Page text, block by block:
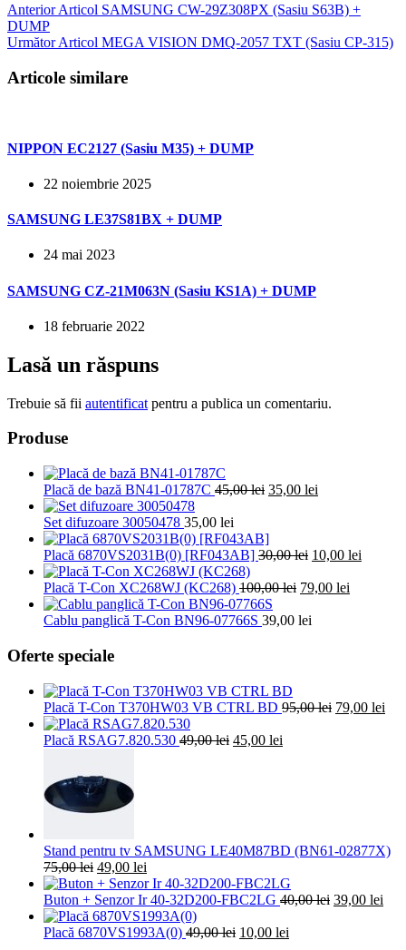
AnteriorArticol SAMSUNG CW-29Z308PX (Sasiu S63B) +
DUMP
UrmătorArticol MEGA VISION DMQ-2057 TXT (Sasiu CP-315)
Articole similare
NIPPON EC2127 (Sasiu M35) + DUMP
22 noiembrie 2025
SAMSUNG LE37S81BX + DUMP
24 mai 2023
SAMSUNG CZ-21M063N (Sasiu KS1A) + DUMP
18 februarie 2022
Lasă un răspuns
Trebuie să fii autentificat pentru a publica un comentariu.
Produse
Placă de bază BN41-01787C 45,00lei Prețul
fost:
45,00 lei.
35,00 lei
Set difuzoare 30050478 35,00 lei
Placă 6870VS2031B(0) [RF043AB] 30,00lei Prețul
a
10,00 lei
Placă T-Con XC268WJ (KC268) 100,00lei Prețul
a
79,00 lei
Cablu panglică T-Con BN96-07766S 39,00 lei
Oferte speciale
Placă T-Con T370HW03 VB CTRL BD 95,00lei Prețul
79,00 lei
Placă RSAG7.820.530 49,00lei Prețul
45,00 lei
Stand pentru tv SAMSUNG LE40M87BD (BN61-02877X)
75,00lei Prețul
inițial
a
fost:
75,00 lei.
49,00 lei
curent
este:
49,00 lei.
Buton + Senzor Ir 40-32D200-FBC2LG 40,00lei Prețul
39,00 lei
Placă 6870VS1993A(0) 49,00lei Prețul
10,00 lei